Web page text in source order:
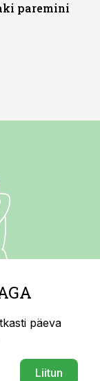
paremini
päeva
Liitun